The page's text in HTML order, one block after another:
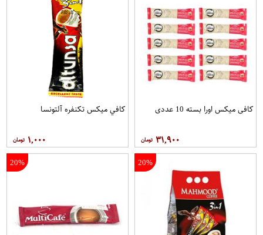
کافی میکس اورا بسته 10 عددی
۳۱,۹۰۰
کافي ميکس تکنفره آلتونسا
۱,۰۰۰
20%
20%